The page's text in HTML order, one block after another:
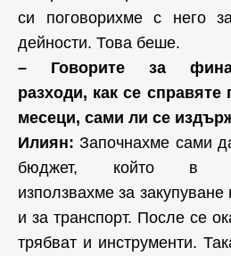
си поговорихме с него
дейности. Това беше.
– Говорите за
разходи, как се справяте
месеци, сами ли се
Илиян:Започнахме сами
бюджет, който в
използвахме за закупуване
и за транспорт. После се
трябват и инструменти.